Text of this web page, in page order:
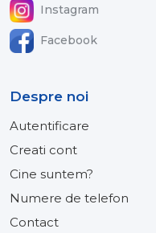
Instagram
Facebook
Despre noi
Autentificare
Creati cont
Cine suntem?
Numere de telefon
Contact